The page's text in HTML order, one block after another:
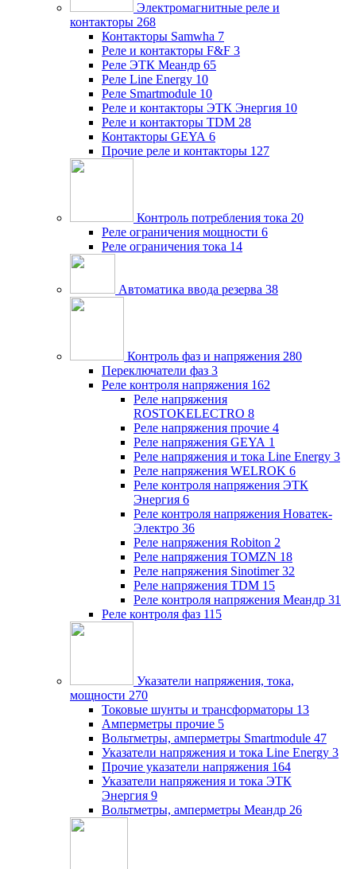
Электромагнитные реле и
контакторы 268
Контакторы Samwha 7
Реле и контакторы F&F 3
Реле ЭТК Меандр 65
Реле Line Energy 10
Реле Smartmodule 10
Реле и контакторы ЭТК Энергия 10
Реле и контакторы TDM 28
Контакторы GEYA 6
Прочие реле и контакторы 127
Контроль потребления тока 20
Реле ограничения мощности 6
Реле ограничения тока 14
Автоматика ввода резерва 38
Контроль фаз и напряжения 280
Переключатели фаз 3
Реле контроля напряжения 162
Реле напряжения
ROSTOKELECTRO 8
Реле напряжения прочие 4
Реле напряжения GEYA 1
Реле напряжения и тока Line Energy 3
Реле напряжения WELROK 6
Реле контроля напряжения ЭТК
Энергия 6
Реле контроля напряжения Новатек-
Электро 36
Реле напряжения Robiton 2
Реле напряжения TOMZN 18
Реле напряжения Sinotimer 32
Реле напряжения TDM 15
Реле контроля напряжения Меандр 31
Реле контроля фаз 115
Указатели напряжения, тока,
мощности 270
Токовые шунты и трансформаторы 13
Амперметры прочие 5
Вольтметры, амперметры Smartmodule 47
Указатели напряжения и тока Line Energy 3
Прочие указатели напряжения 164
Указатели напряжения и тока ЭТК
Энергия 9
Вольтметры, амперметры Меандр 26